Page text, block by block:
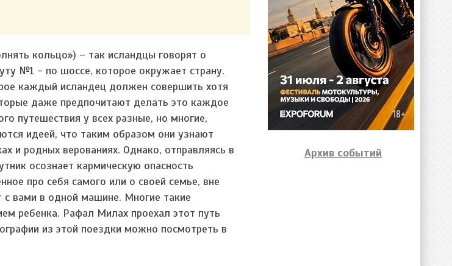
кольцо») – так исландцы говорят о
№1 - по шоссе, которое окружает страну.
каждый исландец должен совершить хотя
даже предпочитают делать это каждое
путешествия у всех разные, но многие,
идеей, что таким образом они узнают
и родных верованиях. Однако, отправляясь в
осознает кармическую опасность
про себя самого или о своей семье, вне
вами в одной машине. Многие такие
ребенка. Рафал Милах проехал этот путь
из этой поездки можно посмотреть в
Архив событий